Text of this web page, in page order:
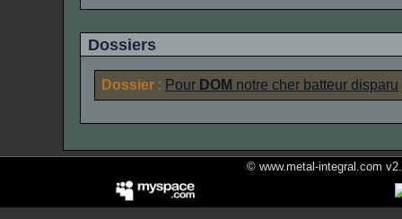
Dossiers
Dossier : Pour DOM notre cher batteur disparu
© www.metal-integral.com